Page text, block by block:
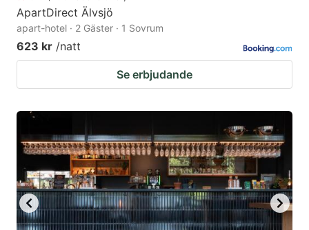
ApartDirect Älvsjö
apart-hotel · 2 Gäster · 1 Sovrum
623 kr /natt
Se erbjudande